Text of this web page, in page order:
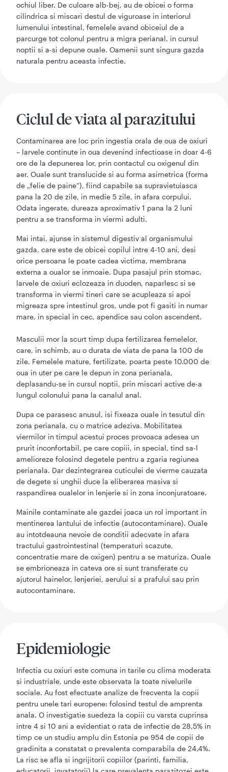
ochiul liber. De culoare alb-bej, au de obicei o forma
cilindrica si miscari destul de viguroase in interiorul
lumenului intestinal, femelele avand obiceiul de a
parcurge tot colonul pentru a migra perianal, in cursul
noptii si a-si depune ouale. Oamenii sunt singura gazda
naturala pentru aceasta infectie.
Ciclul de viata al parazitului
Contaminarea are loc prin ingestia orala de oua de oxiuri
– larvele continute in oua devenind infectioase in doar 4-6
ore de la depunerea lor, prin contactul cu oxigenul din
aer. Ouale sunt translucide si au forma asimetrica (forma
de „felie de paine”), fiind capabile sa supravietuiasca
pana la 20 de zile, in medie 5 zile, in afara corpului.
Odata ingerate, dureaza aproximativ 1 pana la 2 luni
pentru a se transforma in viermi adulti.
Mai intai, ajunse in sistemul digestiv al organismului
gazda, care este de obicei copilul intre 4-10 ani, desi
orice persoana le poate cadea victima, membrana
externa a oualor se inmoaie. Dupa pasajul prin stomac,
larvele de oxiuri eclozeaza in duoden, naparlesc si se
transforma in viermi tineri care se acupleaza si apoi
migreaza spre intestinul gros, unde pot fi gasiti in numar
mare, in special in cec, apendice sau colon ascendent.
Masculii mor la scurt timp dupa fertilizarea femelelor,
care, in schimb, au o durata de viata de pana la 100 de
zile. Femelele mature, fertilizate, poarta peste 10.000 de
oua in uter pe care le depun in zona perianala,
deplasandu-se in cursul noptii, prin miscari active de-a
lungul colonului pana la canalul anal.
Dupa ce parasesc anusul, isi fixeaza ouale in tesutul din
zona perianala, cu o matrice adeziva. Mobilitatea
viermilor in timpul acestui proces provoaca adesea un
prurit inconfortabil, pe care copiii, in special, tind sa-l
amelioreze folosind degetele pentru a zgaria regiunea
perianala. Dar dezintegrarea cuticulei de vierme cauzata
de degete si unghii duce la eliberarea masiva si
raspandirea oualelor in lenjerie si in zona inconjuratoare.
Mainile contaminate ale gazdei joaca un rol important in
mentinerea lantului de infectie (autocontaminare). Ouale
au intotdeauna nevoie de conditii adecvate in afara
tractului gastrointestinal (temperaturi scazute,
concentratie mare de oxigen) pentru a se maturiza. Ouale
se embrioneaza in cateva ore si sunt transferate cu
ajutorul hainelor, lenjeriei, aerului si a prafului sau prin
autocontaminare.
Epidemiologie
Infectia cu oxiuri este comuna in tarile cu clima moderata
si industriale, unde este observata la toate nivelurile
sociale. Au fost efectuate analize de frecventa la copii
pentru unele tari europene: folosind testul de amprenta
anala. O investigatie suedeza la copiii cu varsta cuprinsa
intre 4 si 10 ani a evidentiat o rata de infectie de 28,5% in
timp ce un studiu amplu din Estonia pe 954 de copii de
gradinita a constatat o prevalenta comparabila de 24,4%.
La risc se afla si ingrijitorii copiilor (parinti, familia,